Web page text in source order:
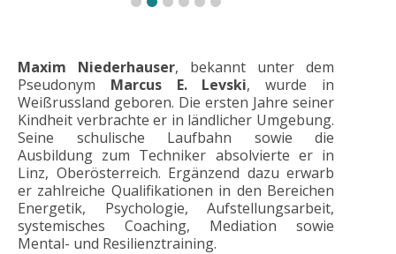
Maxim Niederhauser, bekannt unter dem
Pseudonym Marcus E. Levski, wurde in
Weißrussland geboren. Die ersten Jahre seiner
Kindheit verbrachte er in ländlicher Umgebung.
Seine schulische Laufbahn sowie die
Ausbildung zum Techniker absolvierte er in
Linz, Oberösterreich. Ergänzend dazu erwarb
er zahlreiche Qualifikationen in den Bereichen
Energetik, Psychologie, Aufstellungsarbeit,
systemisches Coaching, Mediation sowie
Mental- und Resilienztraining.